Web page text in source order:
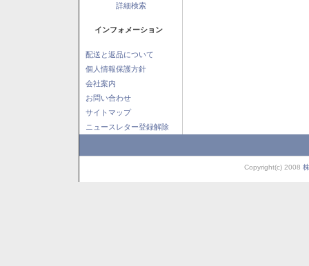
詳細検索
インフォメーション
配送と返品について
個人情報保護方針
会社案内
お問い合わせ
サイトマップ
ニュースレター登録解除
Copyright(c) 2008